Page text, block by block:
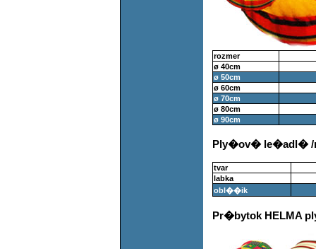
rozmer
ø 40cm
ø 50cm
ø 60cm
ø 70cm
ø 80cm
ø 90cm
Ply�ov� le�adl� /
tvar
labka
obl��ik
Pr�bytok HELMA